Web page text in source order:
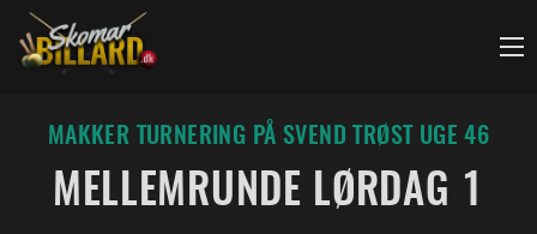
Fortsæt
indhold
MAKKER TURNERING PÅ SVEND TRØST UGE 46
MELLEMRUNDE LØRDAG 1